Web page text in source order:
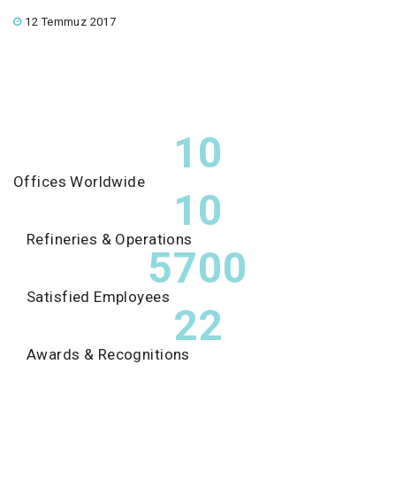
12 Temmuz 2017
10
Offices Worldwide
10
Refineries & Operations
5700
Satisfied Employees
22
Awards & Recognitions